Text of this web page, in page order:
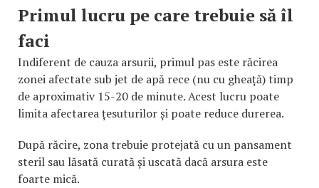
Primul lucru pe care trebuie să îl
faci
Indiferent de cauza arsurii, primul pas este răcirea
zonei afectate sub jet de apă rece (nu cu gheață) timp
de aproximativ 15-20 de minute. Acest lucru poate
limita afectarea țesuturilor și poate reduce durerea.
După răcire, zona trebuie protejată cu un pansament
steril sau lăsată curată și uscată dacă arsura este
foarte mică.